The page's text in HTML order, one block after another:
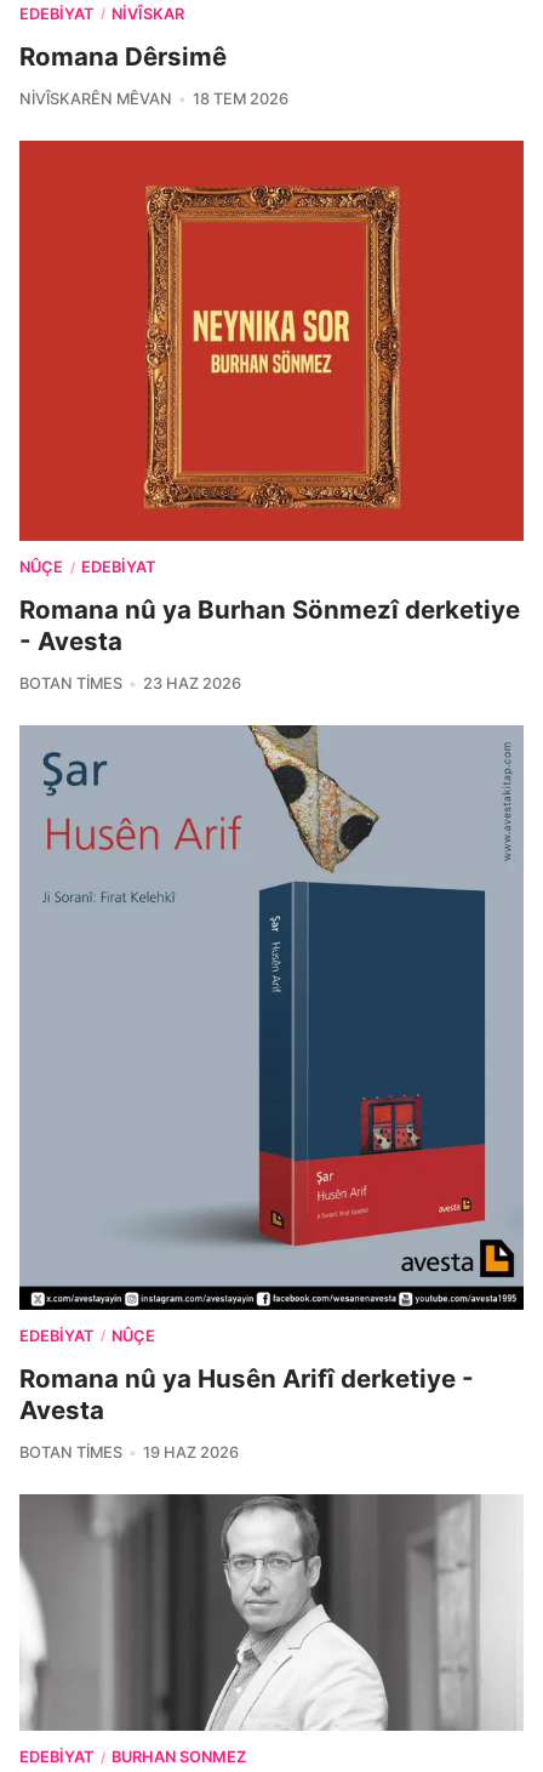
EDEBIYAT / NIVÎSKAR
Romana Dêrsimê
NIVÎSKARÊN MÊVAN 18 TEM 2026
NÛÇE / EDEBIYAT
Romana nû ya Burhan Sönmezî derketiye
- Avesta
BOTAN TIMES 23 HAZ 2026
EDEBIYAT / NÛÇE
Romana nû ya Husên Arifî derketiye -
Avesta
BOTAN TIMES 19 HAZ 2026
EDEBIYAT / BURHAN SONMEZ